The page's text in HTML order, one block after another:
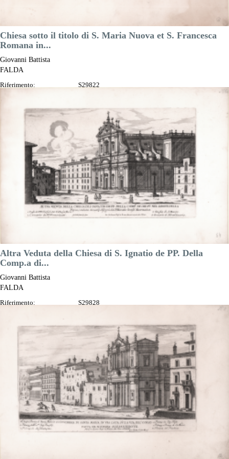
Chiesa sotto il titolo di S. Maria Nuova et S. Francesca
Romana in...
Giovanni Battista
FALDA
Riferimento:
S29822
Luogo di Stampa:
Anteprima
DESCRIZIONE
Altra Veduta della Chiesa di S. Ignatio de PP. Della
Comp.a di...
Giovanni Battista
FALDA
Riferimento:
S29828
1665 ca.
Luogo di Stampa:
Anteprima
DESCRIZIONE